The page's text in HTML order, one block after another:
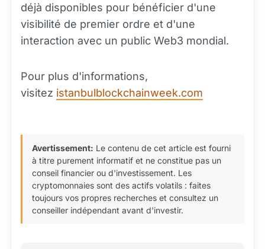
déjà disponibles pour bénéficier d'une
visibilité de premier ordre et d'une
interaction avec un public Web3 mondial.
Pour plus d'informations,
visitez istanbulblockchainweek.com
Avertissement: Le contenu de cet article est fourni
à titre purement informatif et ne constitue pas un
conseil financier ou d'investissement. Les
cryptomonnaies sont des actifs volatils : faites
toujours vos propres recherches et consultez un
conseiller indépendant avant d'investir.